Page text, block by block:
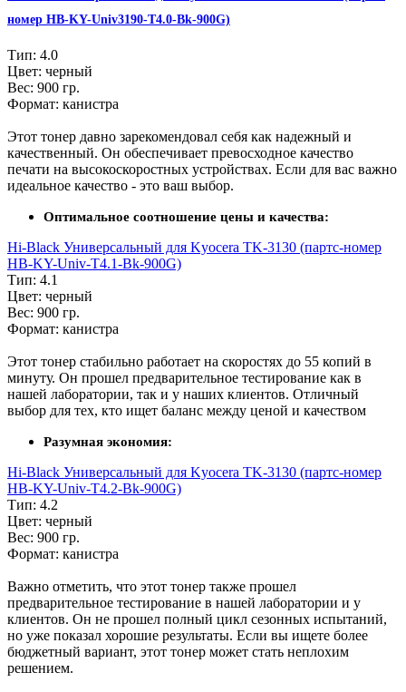
номер HB-KY-Univ3190-T4.0-Bk-900G)
Тип: 4.0
Цвет: черный
Вес: 900 гр.
Формат: канистра
Этот тонер давно зарекомендовал себя как надежный и
качественный. Он обеспечивает превосходное качество
печати на высокоскоростных устройствах. Если для вас важно
идеальное качество - это ваш выбор.
Оптимальное соотношение цены и качества:
Hi-Black Универсальный для Kyocera TK-3130 (партс-номер
HB-KY-Univ-T4.1-Bk-900G)
Тип: 4.1
Цвет: черный
Вес: 900 гр.
Формат: канистра
Этот тонер стабильно работает на скоростях до 55 копий в
минуту. Он прошел предварительное тестирование как в
нашей лаборатории, так и у наших клиентов. Отличный
выбор для тех, кто ищет баланс между ценой и качеством
Разумная экономия:
Hi-Black Универсальный для Kyocera TK-3130 (партс-номер
HB-KY-Univ-T4.2-Bk-900G)
Тип: 4.2
Цвет: черный
Вес: 900 гр.
Формат: канистра
Важно отметить, что этот тонер также прошел
предварительное тестирование в нашей лаборатории и у
клиентов. Он не прошел полный цикл сезонных испытаний,
но уже показал хорошие результаты. Если вы ищете более
бюджетный вариант, этот тонер может стать неплохим
решением.